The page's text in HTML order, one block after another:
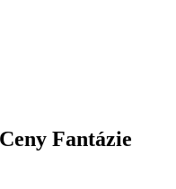
Fantázie